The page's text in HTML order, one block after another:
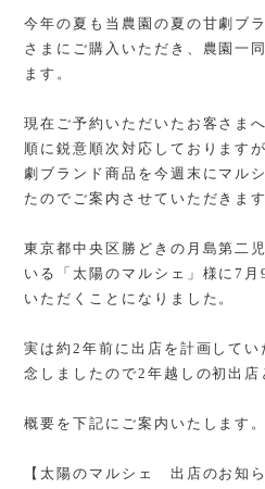
今年の夏も当農園の夏の甘劇ブ
さまにご購入いただき、農園一
ます。
現在ご予約いただいたお客さま
順に鋭意順次対応しております
劇ブランド商品を今週末にマル
たのでご案内させていただきます
東京都中央区勝どきの月島第二
いる「太陽のマルシェ」様に7
いただくことになりました。
実は約2年前に出店を計画して
念しましたので2年越しの初出店
概要を下記にご案内いたします。
【太陽のマルシェ 出店のお知ら